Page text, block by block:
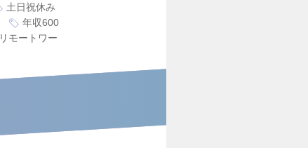
土日祝休み
年収600
リモートワー